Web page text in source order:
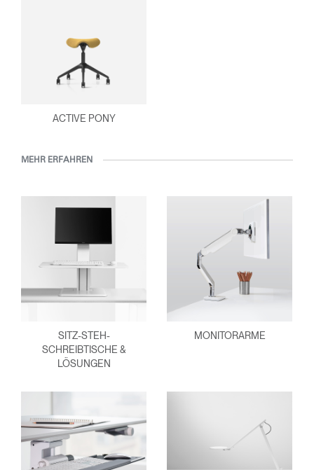
ACTIVE PONY
MEHR ERFAHREN
SITZ-STEH-
SCHREIBTISCHE &
LÖSUNGEN
MONITORARME